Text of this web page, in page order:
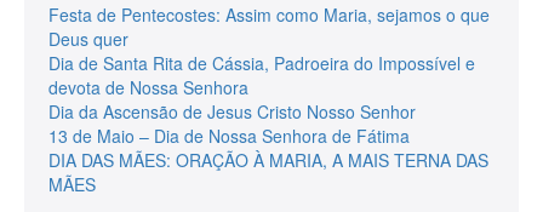
Festa de Pentecostes: Assim como Maria, sejamos o que
Deus quer
Dia de Santa Rita de Cássia, Padroeira do Impossível e
devota de Nossa Senhora
Dia da Ascensão de Jesus Cristo Nosso Senhor
13 de Maio – Dia de Nossa Senhora de Fátima
DIA DAS MÃES: ORAÇÃO À MARIA, A MAIS TERNA DAS
MÃES